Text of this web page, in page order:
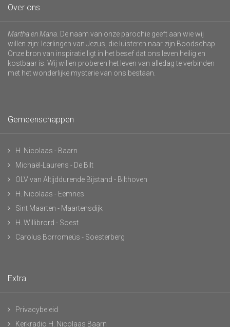
Over ons
Martha en Maria . De naam van onze parochie geeft aan wie wij
willen zijn: leerlingen van Jezus, die luisteren naar zijn Boodschap.
Onze bron van inspiratie ligt in het besef dat ons leven heilig en
kostbaar is. Wij willen proberen het leven van alledag te verbinden
met het wonderlijke mysterie van ons bestaan.
Gemeenschappen
H. Nicolaas - Baarn
Michaël-Laurens - De Bilt
OLV van Altijddurende Bijstand - Bilthoven
H. Nicolaas - Eemnes
Sint Maarten - Maartensdijk
H. Willibrord - Soest
Carolus Borromeüs - Soesterberg
Extra
Privacybeleid
Kerkradio H. Nicolaas Baarn